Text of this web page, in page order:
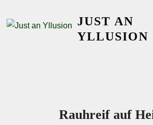
JUST AN
YLLUSION
Rauhreif auf